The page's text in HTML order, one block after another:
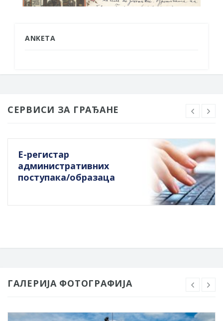
ANKETA
СЕРВИСИ ЗА ГРАЂАНЕ
Е-регистар
административних
поступака/образаца
ГАЛЕРИЈА ФОТОГРАФИЈА